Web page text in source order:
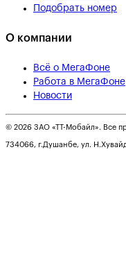
Подобрать номер
О компании
Всё о МегаФоне
Работа в МегаФоне
Новости
© 2026 ЗАО «ТТ-Мобайл». Все
734066, г.Душанбе, ул.